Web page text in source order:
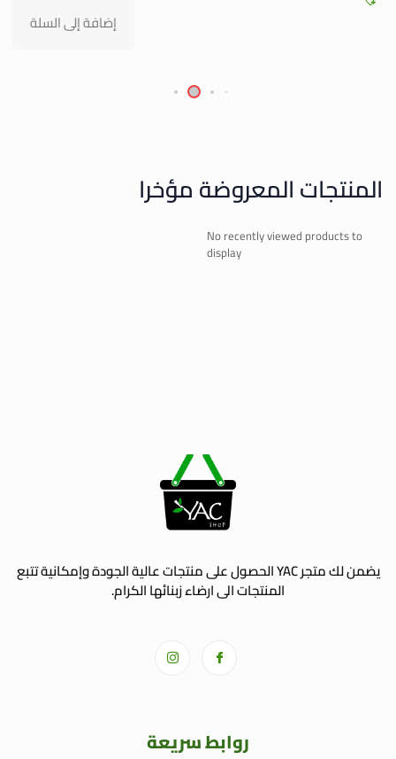
إضافة إلى السلة
المنتجات المعروضة مؤخرا
No recently viewed products to
display
يضمن لك متجر YAC الحصول على منتجات عالية الجودة وإمكانية تتبع
المنتجات الى ارضاء زبنائها الكرام.
روابط سريعة